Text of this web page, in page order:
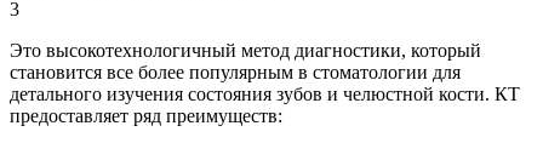
3
Это высокотехнологичный метод диагностики, который
становится все более популярным в стоматологии для
детального изучения состояния зубов и челюстной кости. КТ
предоставляет ряд преимуществ: